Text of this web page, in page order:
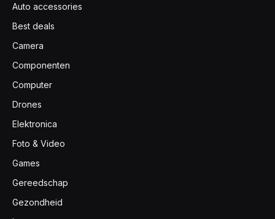
Auto accessories
Best deals
Camera
Componenten
Computer
Drones
Elektronica
Foto & Video
Games
Gereedschap
Gezondheid